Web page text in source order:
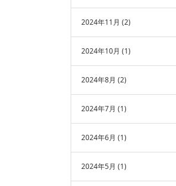
2024年11月 (2)
2024年10月 (1)
2024年8月 (2)
2024年7月 (1)
2024年6月 (1)
2024年5月 (1)